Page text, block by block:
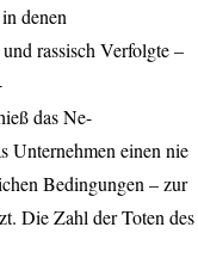
denen
rassisch Verfolgte –
das Ne-
Unternehmen einen nie
Bedingungen – zur
Die Zahl der Toten des